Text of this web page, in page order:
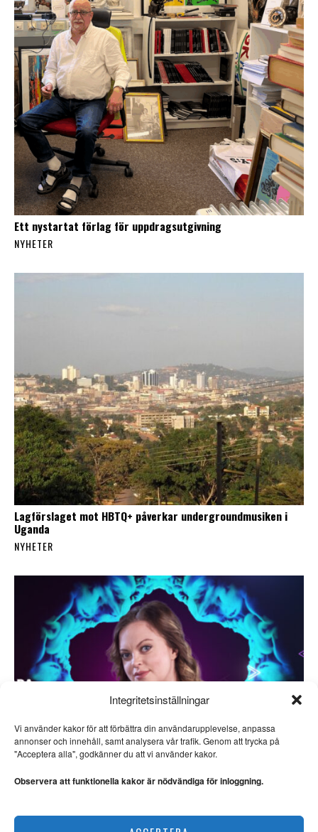
Integritetsinställningar
Vi använder kakor för att förbättra din användarupplevelse, anpassa
annonser och innehåll, samt analysera vår trafik. Genom att trycka på
"Acceptera alla", godkänner du att vi använder kakor.
Observera att funktionella kakor är nödvändiga för inloggning.
Ett nystartat förlag för uppdragsutgivning
NYHETER
Lagförslaget mot HBTQ+ påverkar undergroundmusiken i
Uganda
NYHETER
Saara Hermansson vill lyfta fram samisk kultur
Sebastian Saar:
Houellebecq”
mot Frankrike i